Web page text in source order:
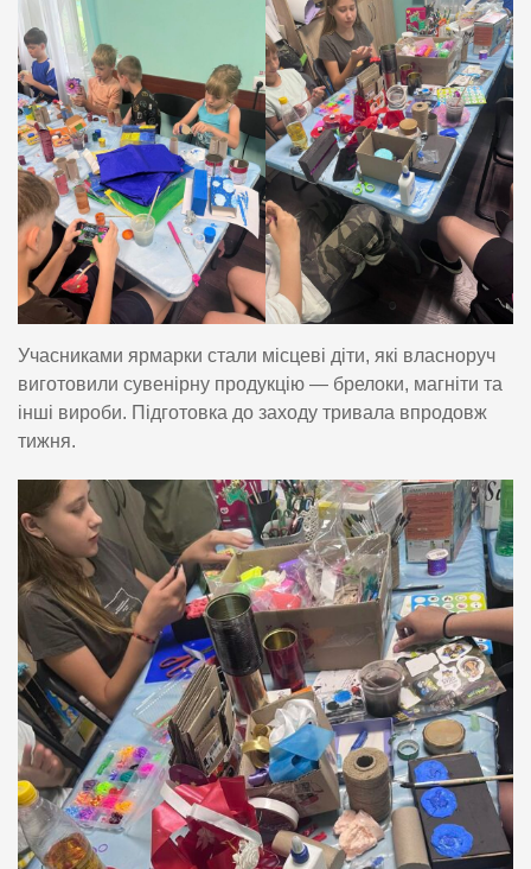
Учасниками ярмарки стали місцеві діти, які власноруч
виготовили сувенірну продукцію — брелоки, магніти та
інші вироби. Підготовка до заходу тривала впродовж
тижня.